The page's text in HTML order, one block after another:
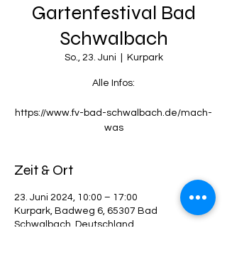
Gartenfestival Bad
Schwalbach
So., 23. Juni Kurpark
Alle Infos:
https://www.fv-bad-schwalbach.de/mach-
was
Zeit & Ort
23. Juni 2024, 10:00 – 17:00
Kurpark, Badweg 6, 65307 Bad
Schwalbach, Deutschland